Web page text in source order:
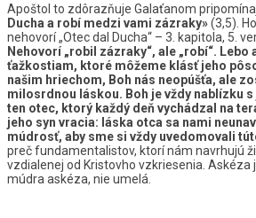
Apoštol to zdôrazňuje Galaťanom
Ducha a robí medzi vami zázraky»(3,5).
nehovorí „Otec dal Ducha“ – 3. kapitola, 5.
Nehovorí „robil zázraky“, ale „robí“. Lebo
ťažkostiam, ktoré môžeme klásť jeho
našim hriechom, Boh nás neopúšťa, ale
milosrdnou láskou. Boh je vždy nablízku
ten otec, ktorý každý deň vychádzal na
jeho syn vracia: láska otca sa nami
múdrosť, aby sme si vždy uvedomovali
preč fundamentalistov, ktorí nám navrhujú
vzdialenej od Kristovho vzkriesenia. Askéza
múdra askéza, nie umelá.